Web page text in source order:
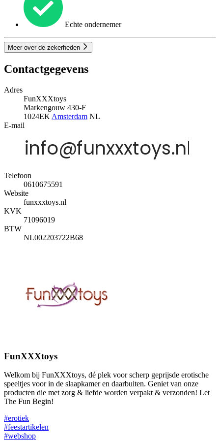
Echte ondernemer
Meer over de zekerheden
Contactgegevens
Adres
FunXXXtoys
Markengouw 430-F
1024EK Amsterdam NL
E-mail
Telefoon
0610675591
Website
funxxxtoys.nl
KVK
71096019
BTW
NL002203722B68
FunXXXtoys
Welkom bij FunXXXtoys, dé plek voor scherp geprijsde erotische
speeltjes voor in de slaapkamer en daarbuiten. Geniet van onze
producten die met zorg & liefde worden verpakt & verzonden! Let
The Fun Begin!
#erotiek
#feestartikelen
#webshop